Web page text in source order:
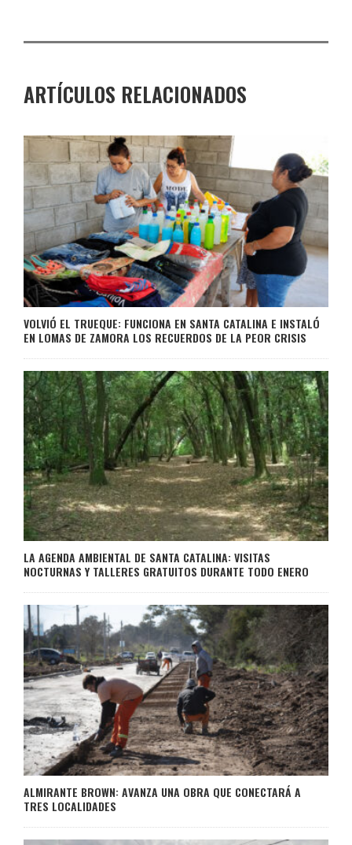
ARTÍCULOS RELACIONADOS
VOLVIÓ EL TRUEQUE: FUNCIONA EN SANTA CATALINA E INSTALÓ
EN LOMAS DE ZAMORA LOS RECUERDOS DE LA PEOR CRISIS
LA AGENDA AMBIENTAL DE SANTA CATALINA: VISITAS
NOCTURNAS Y TALLERES GRATUITOS DURANTE TODO ENERO
ALMIRANTE BROWN: AVANZA UNA OBRA QUE CONECTARÁ A
TRES LOCALIDADES